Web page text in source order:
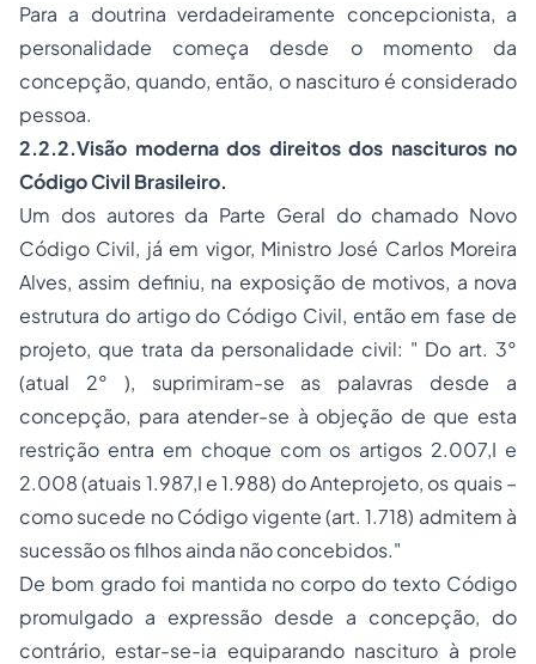
Para a doutrina verdadeiramente concepcionista, a
personalidade começa desde o momento da
concepção, quando, então, o nascituro é considerado
pessoa.
2.2.2.Visão moderna dos direitos dos nascituros no
Código Civil Brasileiro.
Um dos autores da Parte Geral do chamado Novo
Código Civil, já em vigor, Ministro José Carlos Moreira
Alves, assim definiu, na exposição de motivos, a nova
estrutura do artigo do Código Civil, então em fase de
projeto, que trata da personalidade civil: " Do art. 3°
(atual 2° ), suprimiram-se as palavras desde a
concepção, para atender-se à objeção de que esta
restrição entra em choque com os artigos 2.007,I e
2.008 (atuais 1.987,I e 1.988) do Anteprojeto, os quais –
como sucede no Código vigente (art. 1.718) admitem à
sucessão os filhos ainda não concebidos."
De bom grado foi mantida no corpo do texto Código
promulgado a expressão desde a concepção, do
contrário, estar-se-ia equiparando nascituro à prole